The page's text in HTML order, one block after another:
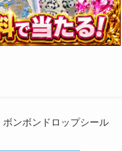
ボンボンドロップシール